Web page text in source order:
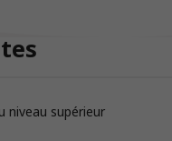
niveau supérieur